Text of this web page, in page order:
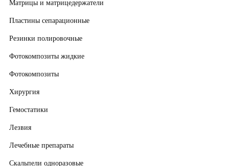
Матрицы и матрицедержатели
Пластины сепарационные
Резинки полировочные
Фотокомпозиты жидкие
Фотокомпозиты
Хирургия
Гемостатики
Лезвия
Лечебные препараты
Скальпели одноразовые